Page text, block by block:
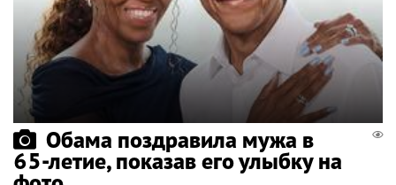
Обама поздравила мужа в
65-летие, показав его улыбку на